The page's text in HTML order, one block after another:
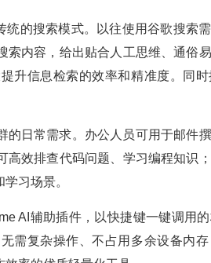
的搜索模式。以往使用谷歌搜索
内容，给出贴合人工思维、通俗
升信息检索的效率和精准度。同
的日常需求。办公人员可用于邮件
效排查代码问题、学习编程知识
习场景。
AI辅助插件，以快捷键一键调用
需复杂操作、不占用多余设备内